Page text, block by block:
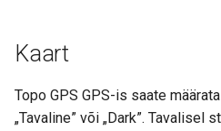
Positsioonimärgis
Kaart
Topo GPS GPS-is saate
„Tavaline” või „Dark”. Tavalisel